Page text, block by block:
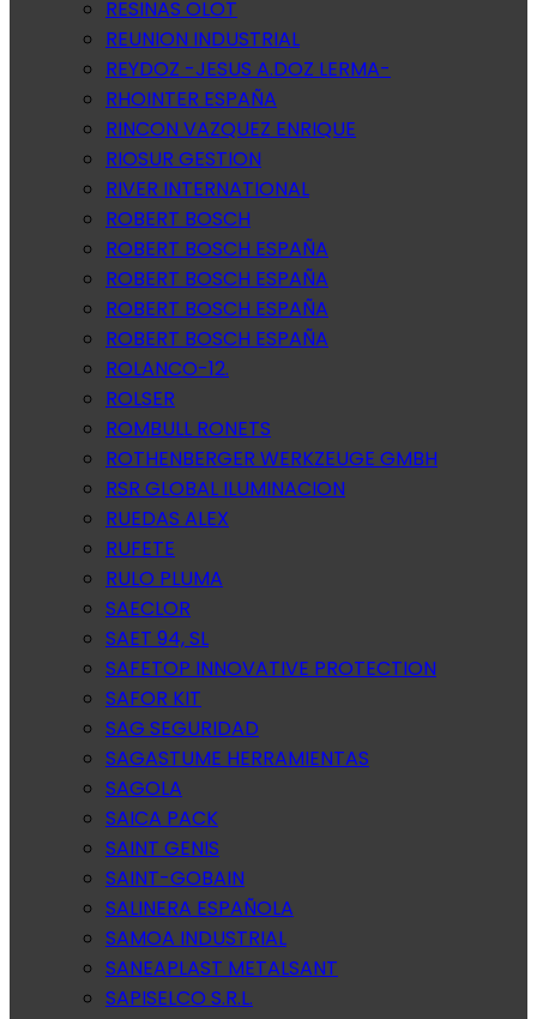
RESINAS OLOT
REUNION INDUSTRIAL
REYDOZ -JESUS A.DOZ LERMA-
RHOINTER ESPAÑA
RINCON VAZQUEZ ENRIQUE
RIOSUR GESTION
RIVER INTERNATIONAL
ROBERT BOSCH
ROBERT BOSCH ESPAÑA
ROBERT BOSCH ESPAÑA
ROBERT BOSCH ESPAÑA
ROBERT BOSCH ESPAÑA
ROLANCO-12.
ROLSER
ROMBULL RONETS
ROTHENBERGER WERKZEUGE GMBH
RSR GLOBAL ILUMINACION
RUEDAS ALEX
RUFETE
RULO PLUMA
SAECLOR
SAET 94, SL
SAFETOP INNOVATIVE PROTECTION
SAFOR KIT
SAG SEGURIDAD
SAGASTUME HERRAMIENTAS
SAGOLA
SAICA PACK
SAINT GENIS
SAINT-GOBAIN
SALINERA ESPAÑOLA
SAMOA INDUSTRIAL
SANEAPLAST METALSANT
SAPISELCO S.R.L.